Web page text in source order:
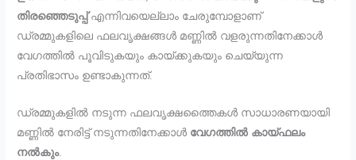
തിരഞ്ഞെടുപ്പ്എന്നിവയെല്ലാം ചേരുമ്പോളാണ്
ഡ്രമ്മുകളിലെ ഫലവൃക്ഷങ്ങൾ മണ്ണിൽ വളരുന്നതിനേക്കാൾ
വേഗത്തിൽ പൂവിടുകയും കായ്ക്കുകയും ചെയ്യുന്ന
പ്രതിഭാസം ഉണ്ടാകുന്നത്.
ഡ്രമ്മുകളിൽ നടുന്ന ഫലവൃക്ഷത്തൈകൾ സാധാരണയായി
മണ്ണിൽ നേരിട്ട് നടുന്നതിനേക്കാൾ വേഗത്തിൽ കായ്ഫലം
നൽകും.